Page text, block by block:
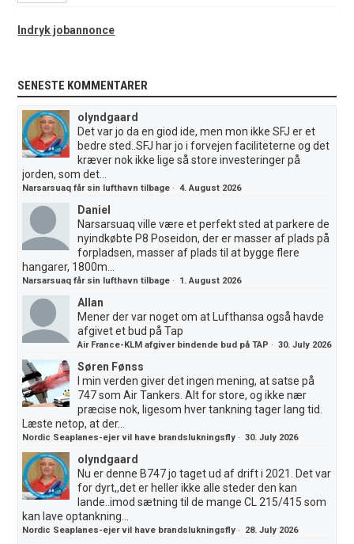
Indryk jobannonce
SENESTE KOMMENTARER
olyndgaard
Det var jo da en giod ide, men mon ikke SFJ er et
bedre sted..SFJ har jo i forvejen faciliteterne og det
kræver nok ikke lige så store investeringer på
jorden, som det...
Narsarsuaq får sin lufthavn tilbage ·4. August 2026
Daniel
Narsarsuaq ville være et perfekt sted at parkere de
nyindkøbte P8 Poseidon, der er masser af plads på
forpladsen, masser af plads til at bygge flere
hangarer, 1800m...
Narsarsuaq får sin lufthavn tilbage · 1. August 2026
Allan
Mener der var noget om at Lufthansa også havde
afgivet et bud på Tap
Air France-KLM afgiver bindende bud på TAP ·30. July 2026
Søren Fønss
I min verden giver det ingen mening, at satse på
747 som Air Tankers. Alt for store, og ikke nær
præcise nok, ligesom hver tankning tager lang tid.
Læste netop, at der...
Nordic Seaplanes-ejer vil have brandslukningsfly ·30. July 2026
olyndgaard
Nu er denne B747 jo taget ud af drift i 2021. Det var
for dyrt,,det er heller ikke alle steder den kan
lande..imod sætning til de mange CL 215/415 som
kan lave optankning...
Nordic Seaplanes-ejer vil have brandslukningsfly · 28. July 2026